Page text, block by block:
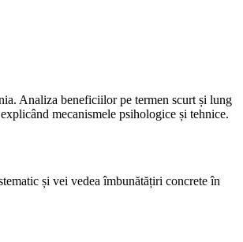
Analiza beneficiilor pe termen scurt și lung
mecanismele psihologice și tehnice.
și vei vedea îmbunătățiri concrete în